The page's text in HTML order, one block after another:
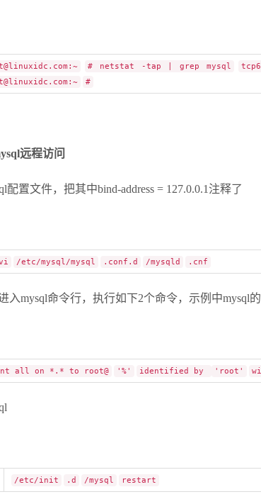
# netstat -tap | grep mysql
#
远程访问
配置文件，把其中bind-address = 127.0.0.1注释了
/etc/mysql/mysql .conf.d /mysqld .cnf
入mysql命令行，执行如下2个命令，示例中mysql
all on *.* to root@ '%' identified by 'root'
/etc/init .d /mysql restart